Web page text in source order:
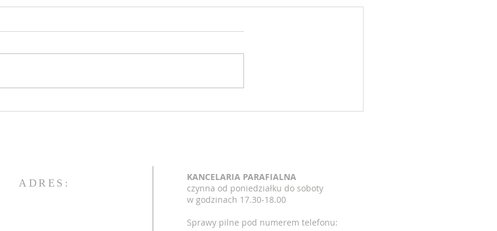
ADRES:
KANCELARIA PARAFIALNA
czynna od poniedziałku do soboty
w godzinach 17.30-18.00
Sprawy pilne pod numerem telefonu: